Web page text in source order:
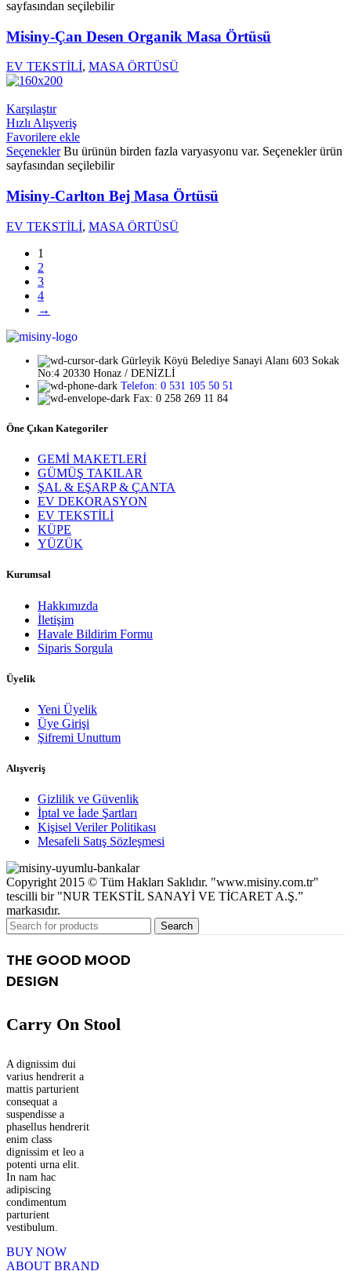
sayfasından seçilebilir
Misiny-Çan Desen Organik Masa Örtüsü
EV TEKSTİLİ, MASA ÖRTÜSÜ
Karşılaştır
Hızlı Alışveriş
Favorilere ekle
Seçenekler Bu ürünün birden fazla varyasyonu var. Seçenekler ürün
sayfasından seçilebilir
Misiny-Carlton Bej Masa Örtüsü
EV TEKSTİLİ, MASA ÖRTÜSÜ
1
2
3
4
→
Gürleyik Köyü Belediye Sanayi Alanı 603 Sokak
No:4 20330 Honaz / DENİZLİ
Telefon: 0 531 105 50 51
Fax: 0 258 269 11 84
Öne Çıkan Kategoriler
GEMİ MAKETLERİ
GÜMÜŞ TAKILAR
ŞAL & EŞARP & ÇANTA
EV DEKORASYON
EV TEKSTİLİ
KÜPE
YÜZÜK
Kurumsal
Hakkımızda
İletişim
Havale Bildirim Formu
Siparis Sorgula
Üyelik
Yeni Üyelik
Üye Girişi
Şifremi Unuttum
Alışveriş
Gizlilik ve Güvenlik
İptal ve İade Şartları
Kişisel Veriler Politikası
Mesafeli Satış Sözleşmesi
Copyright 2015 © Tüm Hakları Saklıdır. "www.misiny.com.tr"
tescilli bir "NUR TEKSTİL SANAYİ VE TİCARET A.Ş.”
markasıdır.
Search
THE GOOD MOOD
DESIGN
Carry On Stool
A dignissim dui
varius hendrerit a
mattis parturient
consequat a
suspendisse a
phasellus hendrerit
enim class
dignissim et leo a
potenti urna elit.
In nam hac
adipiscing
condimentum
parturient
vestibulum.
BUY NOW
ABOUT BRAND